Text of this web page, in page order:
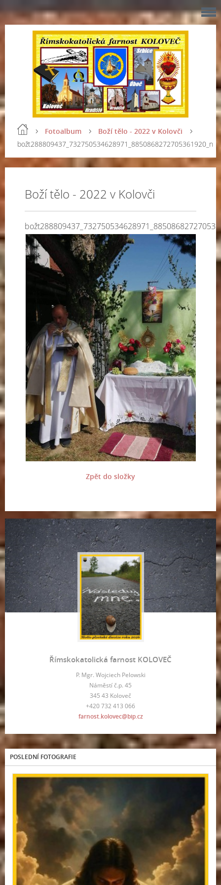
Fotoalbum
Boží tělo - 2022 v Kolovči
božt288809437_732750534628971_8850868272705361920_n
Boží tělo - 2022 v Kolovči
Zpět do složky
Římskokatolická farnost KOLOVEČ
P. Mgr. Wojciech Pelowski
Náměstí č.p. 45
345 43 Koloveč
+420 732 413 066
farnost.kolovec@bip.cz
POSLEDNÍ FOTOGRAFIE